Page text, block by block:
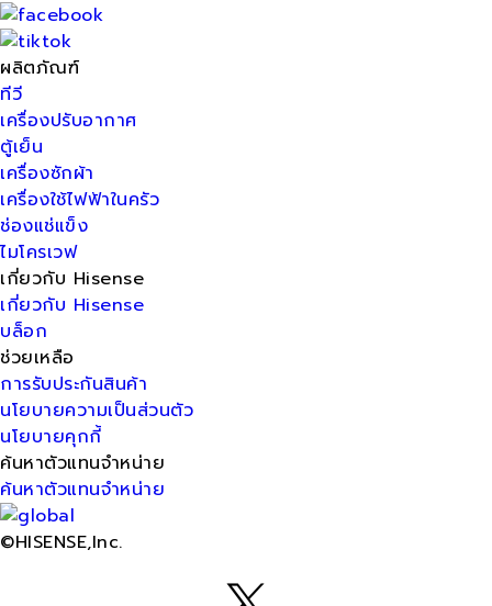
ผลิตภัณฑ์
ทีวี
เครื่องปรับอากาศ
ตู้เย็น
เครื่องซักผ้า
เครื่องใช้ไฟฟ้าในครัว
ช่องแช่แข็ง
ไมโครเวฟ
เกี่ยวกับ Hisense
เกี่ยวกับ Hisense
บล็อก
ช่วยเหลือ
การรับประกันสินค้า
นโยบายความเป็นส่วนตัว
นโยบายคุกกี้
ค้นหาตัวแทนจำหน่าย
ค้นหาตัวแทนจำหน่าย
©HISENSE,Inc.